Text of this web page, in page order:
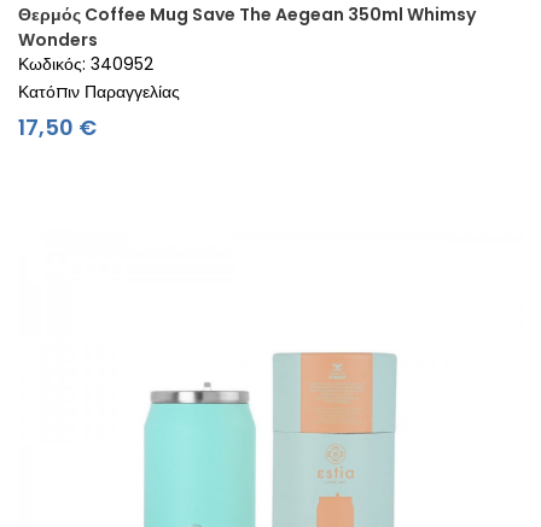
Θερμός Coffee Mug Save The Aegean 350ml Whimsy
Wonders
Κωδικός: 340952
Κατόπιν Παραγγελίας
17,50 €Τιμή